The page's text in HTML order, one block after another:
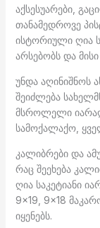
აქსესუარები,
თანამედროვე
ისტორიული ღია
არსებობს და
უნდა აღინიშნოს
შეიძლება
მსროლელი
სამოქალაქო,
კალიბრები და
რაც შეეხება
ღია საკეტიანი
9×19, 9×18
იყენებს.